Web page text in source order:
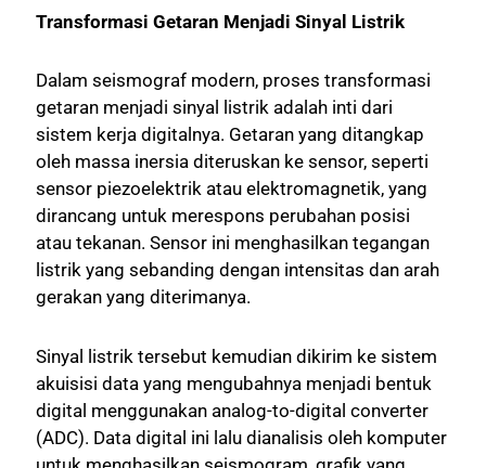
Transformasi Getaran Menjadi Sinyal Listrik
Dalam seismograf modern, proses transformasi
getaran menjadi sinyal listrik adalah inti dari
sistem kerja digitalnya. Getaran yang ditangkap
oleh massa inersia diteruskan ke sensor, seperti
sensor piezoelektrik atau elektromagnetik, yang
dirancang untuk merespons perubahan posisi
atau tekanan. Sensor ini menghasilkan tegangan
listrik yang sebanding dengan intensitas dan arah
gerakan yang diterimanya.
Sinyal listrik tersebut kemudian dikirim ke sistem
akuisisi data yang mengubahnya menjadi bentuk
digital menggunakan analog-to-digital converter
(ADC). Data digital ini lalu dianalisis oleh komputer